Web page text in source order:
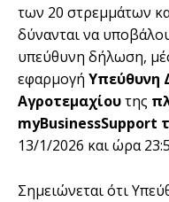
των 20 στρεμμάτων
δύνανται να
υπεύθυνη δήλωση,
εφαρμογή Υπεύθυνη
Αγροτεμαχίουτης
myBusinessSupport
13/1/2026 και ώρα
Σημειώνεται ότι